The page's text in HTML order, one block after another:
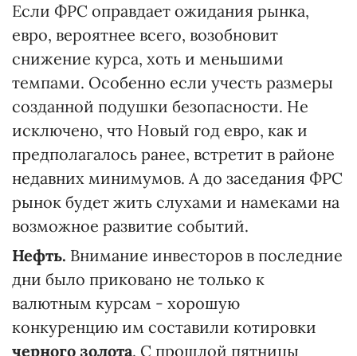
Если ФРС оправдает ожидания рынка,
евро, вероятнее всего, возобновит
снижение курса, хоть и меньшими
темпами. Особенно если учесть размеры
созданной подушки безопасности. Не
исключено, что Новый год евро, как и
предполагалось ранее, встретит в районе
недавних минимумов. А до заседания ФРС
рынок будет жить слухами и намеками на
возможное развитие событий.
Нефть. Внимание инвесторов в последние
дни было приковано не только к
валютным курсам - хорошую
конкуренцию им составили котировки
черного золота. С прошлой пятницы